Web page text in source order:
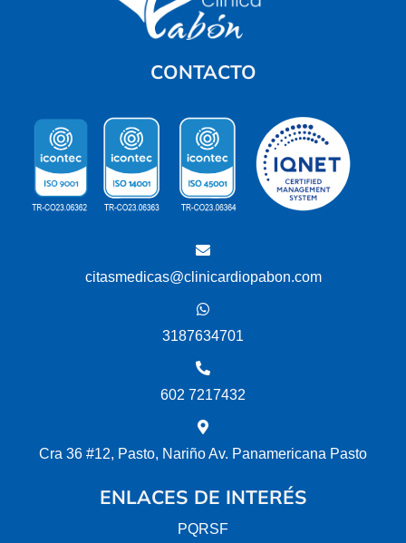
CONTACTO
citasmedicas@clinicardiopabon.com
3187634701
602 7217432
Cra 36 #12, Pasto, Nariño Av. Panamericana Pasto
ENLACES DE INTERÉS
PQRSF